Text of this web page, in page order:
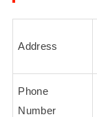
Address
Phone
Number